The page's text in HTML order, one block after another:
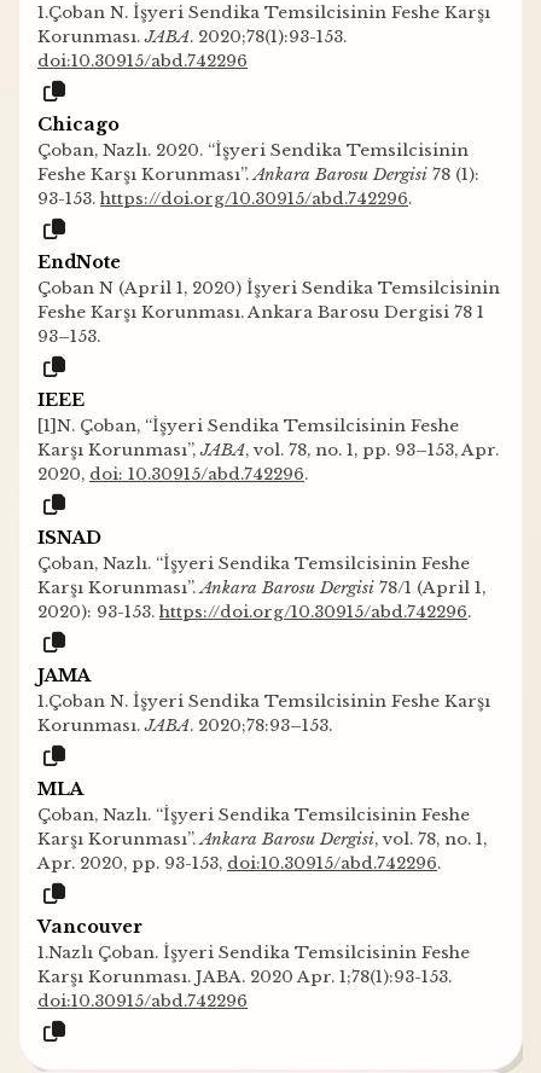
1.Çoban N. İşyeri Sendika Temsilcisinin Feshe Karşı
Korunması.JABA. 2020;78(1):93-153.
doi:10.30915/abd.742296
Chicago
Çoban, Nazlı. 2020. “İşyeri Sendika Temsilcisinin
Feshe Karşı Korunması”.Ankara Barosu Dergisi 78 (1):
93-153.https://doi.org/10.30915/abd.742296.
EndNote
Çoban N (April 1, 2020) İşyeri Sendika Temsilcisinin
Feshe Karşı Korunması. Ankara Barosu Dergisi 78 1
93–153.
IEEE
[1]N. Çoban, “İşyeri Sendika Temsilcisinin Feshe
Karşı Korunması”,JABA, vol. 78, no. 1, pp. 93–153, Apr.
2020, doi: 10.30915/abd.742296.
ISNAD
Çoban, Nazlı. “İşyeri Sendika Temsilcisinin Feshe
Karşı Korunması”.Ankara Barosu Dergisi 78/1 (April 1,
2020): 93-153.https://doi.org/10.30915/abd.742296.
JAMA
1.Çoban N. İşyeri Sendika Temsilcisinin Feshe Karşı
Korunması.JABA. 2020;78:93–153.
MLA
Çoban, Nazlı. “İşyeri Sendika Temsilcisinin Feshe
Karşı Korunması”.Ankara Barosu Dergisi, vol. 78, no. 1,
Apr. 2020, pp. 93-153, doi:10.30915/abd.742296.
Vancouver
1.Nazlı Çoban. İşyeri Sendika Temsilcisinin Feshe
Karşı Korunması. JABA. 2020 Apr. 1;78(1):93-153.
doi:10.30915/abd.742296